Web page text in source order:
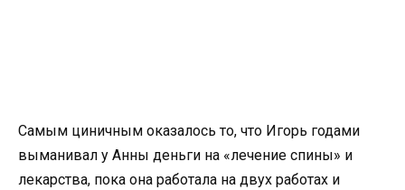
Самым циничным оказалось то, что Игорь годами
выманивал у Анны деньги на «лечение спины» и
лекарства, пока она работала на двух работах и